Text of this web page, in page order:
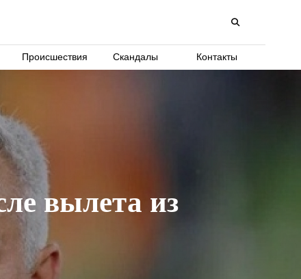
Происшествия Скандалы Контакты
вылета из